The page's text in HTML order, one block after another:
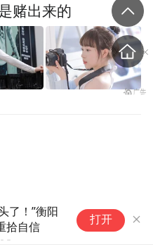
了！”衡阳
拾自信
打开
赌出来的